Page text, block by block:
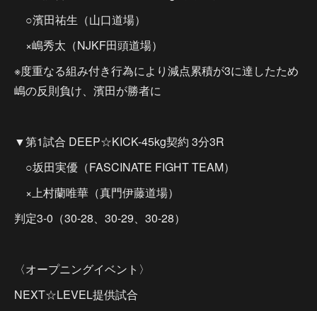
○濱田祐生（山口道場）
×嶋秀太（NJKF田頭道場）
※度重なる組み付き行為により減点累積が3に達したため
嶋の反則負け、濱田が勝者に
▼第1試合 DEEP☆KICK-45kg契約 3分3R
○坂田実優（FASCINATE FIGHT TEAM）
×上村蘭唯華（真門伊藤道場）
判定3-0（30-28、30-29、30-28）
〈オープニングイベント〉
NEXT☆LEVEL提供試合